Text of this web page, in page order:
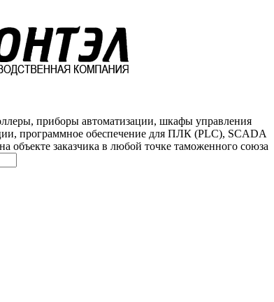
приборы автоматизации, шкафы управления
программное обеспечение для ПЛК (PLC), SCADA
объекте заказчика в любой точке таможенного союза